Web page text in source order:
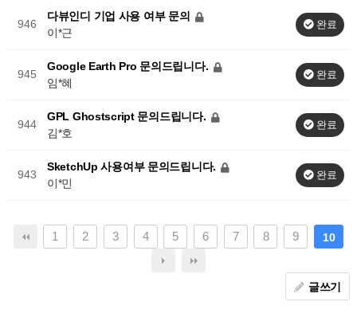
946
다뷰인디 기업 사용 여부 문의
이*근
완료
945
Google Earth Pro 문의드립니다.
임*혜
완료
944
GPL Ghostscript 문의드립니다.
김*호
완료
943
SketchUp 사용여부 문의드립니다.
이*민
완료
1 2 3 4 5 6 7 8 9 10
글쓰기